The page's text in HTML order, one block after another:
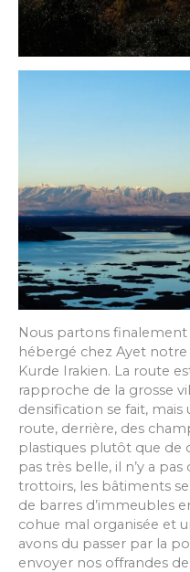
Nous partons finalement
hébergé chez Ayet notre
Kurde Irakien. La route
rapproche de la grosse
densification se fait,
route, derrière, des
plastiques plutôt que de
pas très belle, il n’y a
trottoirs, les bâtiments
de barres d’immeubles
cohue mal organisée et
avons du passer par la
envoyer nos offrandes